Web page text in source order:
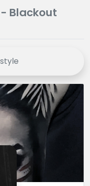
- Blackout